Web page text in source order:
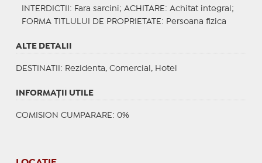
INTERDICTII : Fara sarcini; ACHITARE : Achitat integral;
FORMA TITLULUI DE PROPRIETATE : Persoana fizica
ALTE DETALII
DESTINATII : Rezidenta, Comercial, Hotel
INFORMAŢII UTILE
COMISION CUMPARARE: 0%